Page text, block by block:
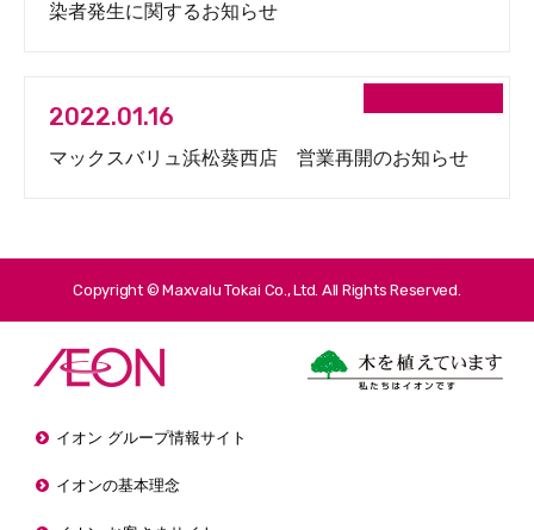
染者発生に関するお知らせ
2022.01.16
マックスバリュ浜松葵西店 営業再開のお知らせ
Copyright © Maxvalu Tokai Co., Ltd. All Rights Reserved.
イオン グループ情報サイト
イオンの基本理念